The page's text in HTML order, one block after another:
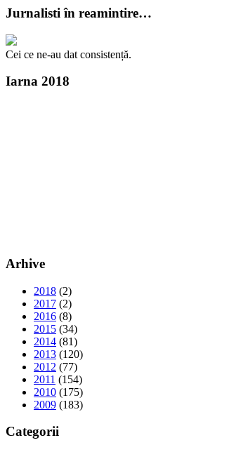
Jurnalisti în reamintire…
Cei ce ne-au dat consistență.
Iarna 2018
Arhive
2018 (2)
2017 (2)
2016 (8)
2015 (34)
2014 (81)
2013 (120)
2012 (77)
2011 (154)
2010 (175)
2009 (183)
Categorii